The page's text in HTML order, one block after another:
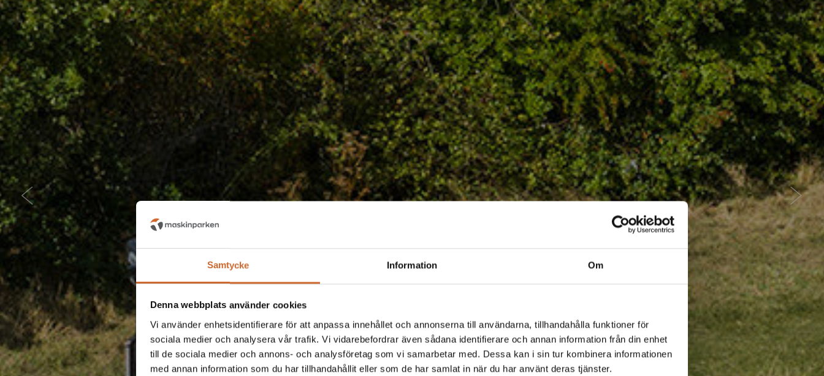
Samtycke Information Om
Denna webbplats använder cookies
Vi använder enhetsidentifierare för att anpassa innehållet och annonserna till användarna, tillhandahålla funktioner för
sociala medier och analysera vår trafik. Vi vidarebefordrar även sådana identifierare och annan information från din enhet
till de sociala medier och annons- och analysföretag som vi samarbetar med. Dessa kan i sin tur kombinera informationen
med annan information som du har tillhandahållit eller som de har samlat in när du har använt deras tjänster.
OK